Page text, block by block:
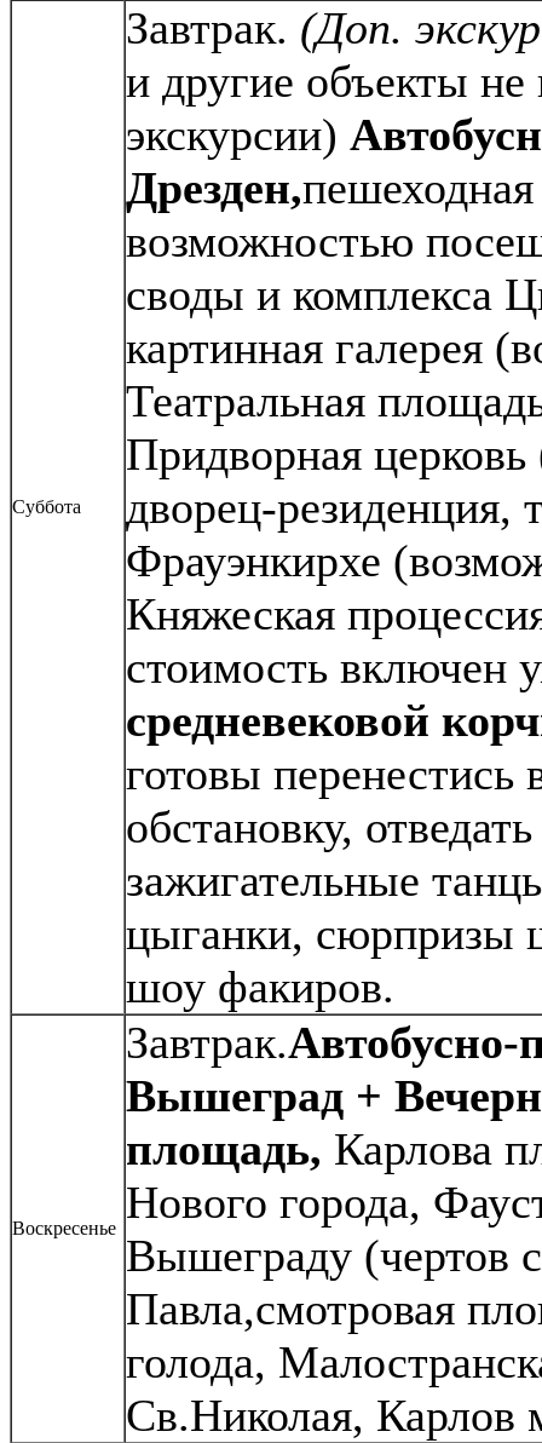
Суббота
Завтрак. (Доп.
и другие объекты
экскурсии)
Дрезден,пешеходная
возможностью
своды и комплекса
картинная галерея
Театральная
Придворная
дворец-резиденция,
Фрауэнкирхе
Княжеская
стоимость включен
средневековой
готовы
обстановку,
зажигательные
цыганки, сюрпризы
шоу факиров.
Воскресенье
Завтрак.Автобусно-
Вышеград +
площадь, Карлова
Нового города,
Вышеграду (чертов
Павла,смотровая
голода,
Св.Николая, Карлов